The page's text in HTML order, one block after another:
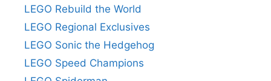
LEGO Rebuild the World
LEGO Regional Exclusives
LEGO Sonic the Hedgehog
LEGO Speed Champions